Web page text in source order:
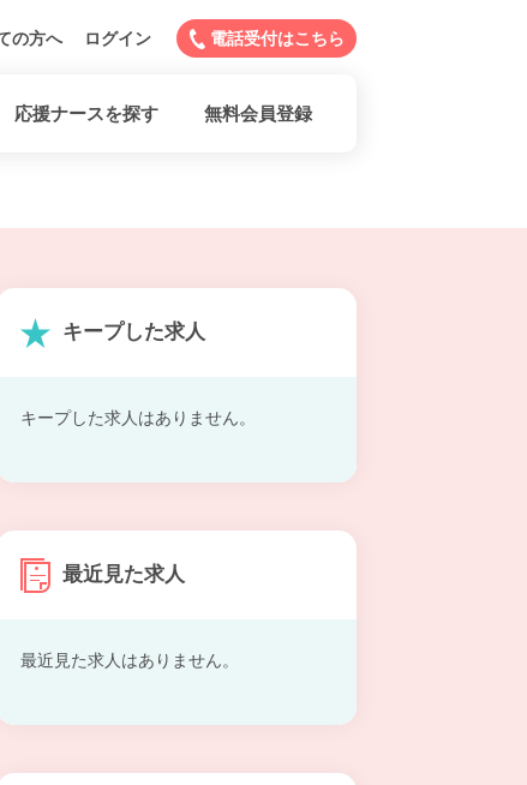
の方へ ログイン 電話受付はこちら
応援ナースを探す 無料会員登録
キープした求人
キープした求人はありません。
最近見た求人
最近見た求人はありません。